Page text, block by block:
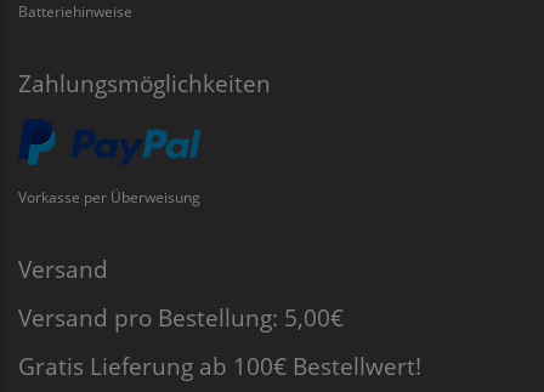
Batteriehinweise
Zahlungsmöglichkeiten
Vorkasse per Überweisung
Versand
Versand pro Bestellung: 5,00€
Gratis Lieferung ab 100€ Bestellwert!